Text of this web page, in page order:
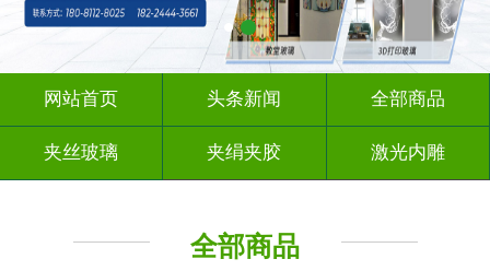
网站首页 头条新闻 全部商品
夹丝玻璃 夹绢夹胶 激光内雕
其它玻璃
全部商品